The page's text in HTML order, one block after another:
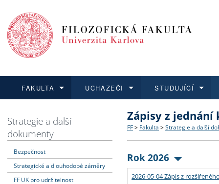
FAKULTA
Dozvědět se více
Struktura a historie
Strategie a další
Podpora a benefity pro
UCHAZEČI
Podat přihlášku
Co studovat a jak se
Učitelské studijní
Informace k průběhu
STUDUJÍCÍ
Dozvědět se více
Bakalářské a magisterské
Doktorské studium
Rigorózní řízení
Dozvědět se více
O vědě a výzkumu na FF
Akademické kvalifikace
Granty a projekty
Dozvědět se více
Aktuální nabídky a
Vyjíždějící studenti
Přijíždějící studenti
Strategie a další
dokumenty
Bezpečnost
Strategické a dlouhodobé záměry
FF UK pro udržitelnost
Zápisy z jednání
FF > Fakulta > Strategie a další
Rok 2026
2026-05-04 Zápis z